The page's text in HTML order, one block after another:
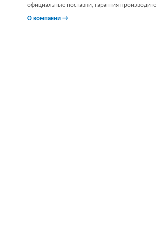
официальные поставки, гарантия
О компании →